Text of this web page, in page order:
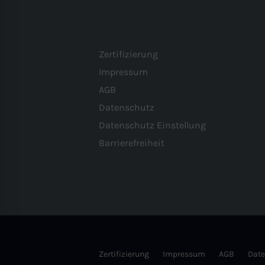
Zertifizierung
Impressum
AGB
Datenschutz
Datenschutz Einstellung
Barrierefreiheit
Zertifizierung Impressum AGB